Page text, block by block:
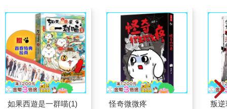
如果西遊是一群喵(1)
怪奇微微疼 叛逆